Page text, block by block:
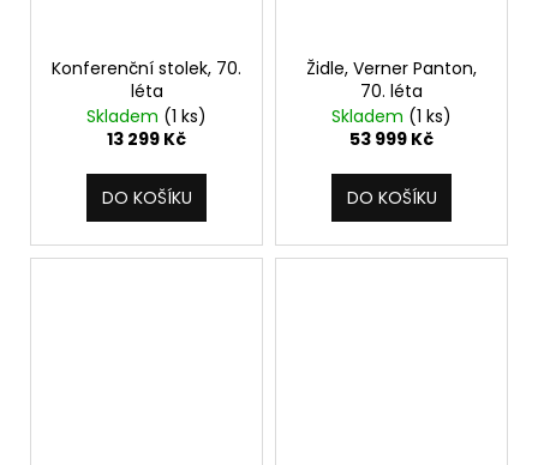
Konferenční stolek, 70.
léta
Skladem (1 ks)
13 299 Kč
DO KOŠÍKU
Židle, Verner Panton,
70. léta
Skladem (1 ks)
53 999 Kč
DO KOŠÍKU